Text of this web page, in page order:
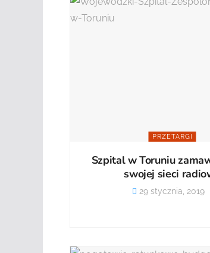
PRZETARGI
Szpital w Toruniu
swojej sieci
29 stycznia, 2019